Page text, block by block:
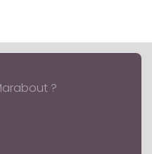
?